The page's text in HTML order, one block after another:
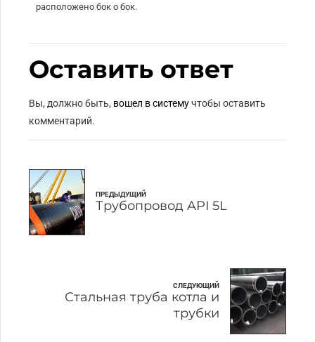
расположено бок о бок.
Оставить ответ
Вы, должно быть, вошел в системучтобы оставить
комментарий.
ПРЕДЫДУЩИЙ
Трубопровод API 5L
СЛЕДУЮЩИЙ
Стальная труба котла и
трубки